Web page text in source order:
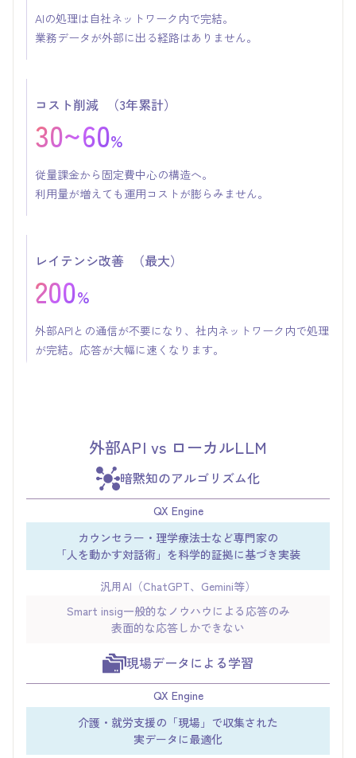
AIの処理は自社ネットワーク内で完結。
業務データが外部に出る経路はありません。
コスト削減 （3年累計）
30~60%
従量課金から固定費中心の構造へ。
利用量が増えても運用コストが膨らみません。
レイテンシ改善 （最大）
200%
外部APIとの通信が不要になり、社内ネットワーク内で処理
が完結。応答が大幅に速くなります。
外部API vs ローカルLLM
暗黙知のアルゴリズム化
QX Engine
カウンセラー・理学療法士など専門家の
「人を動かす対話術」を科学的証拠に基づき実装
汎用AI（ChatGPT、Gemini等）
Smart insig一般的なノウハウによる応答のみ
表面的な応答しかできない
現場データによる学習
QX Engine
介護・就労支援の「現場」で収集された
実データに最適化